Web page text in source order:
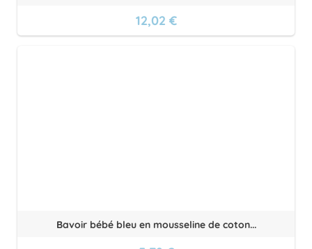
12,02 €
Bavoir bébé bleu en mousseline de coton...